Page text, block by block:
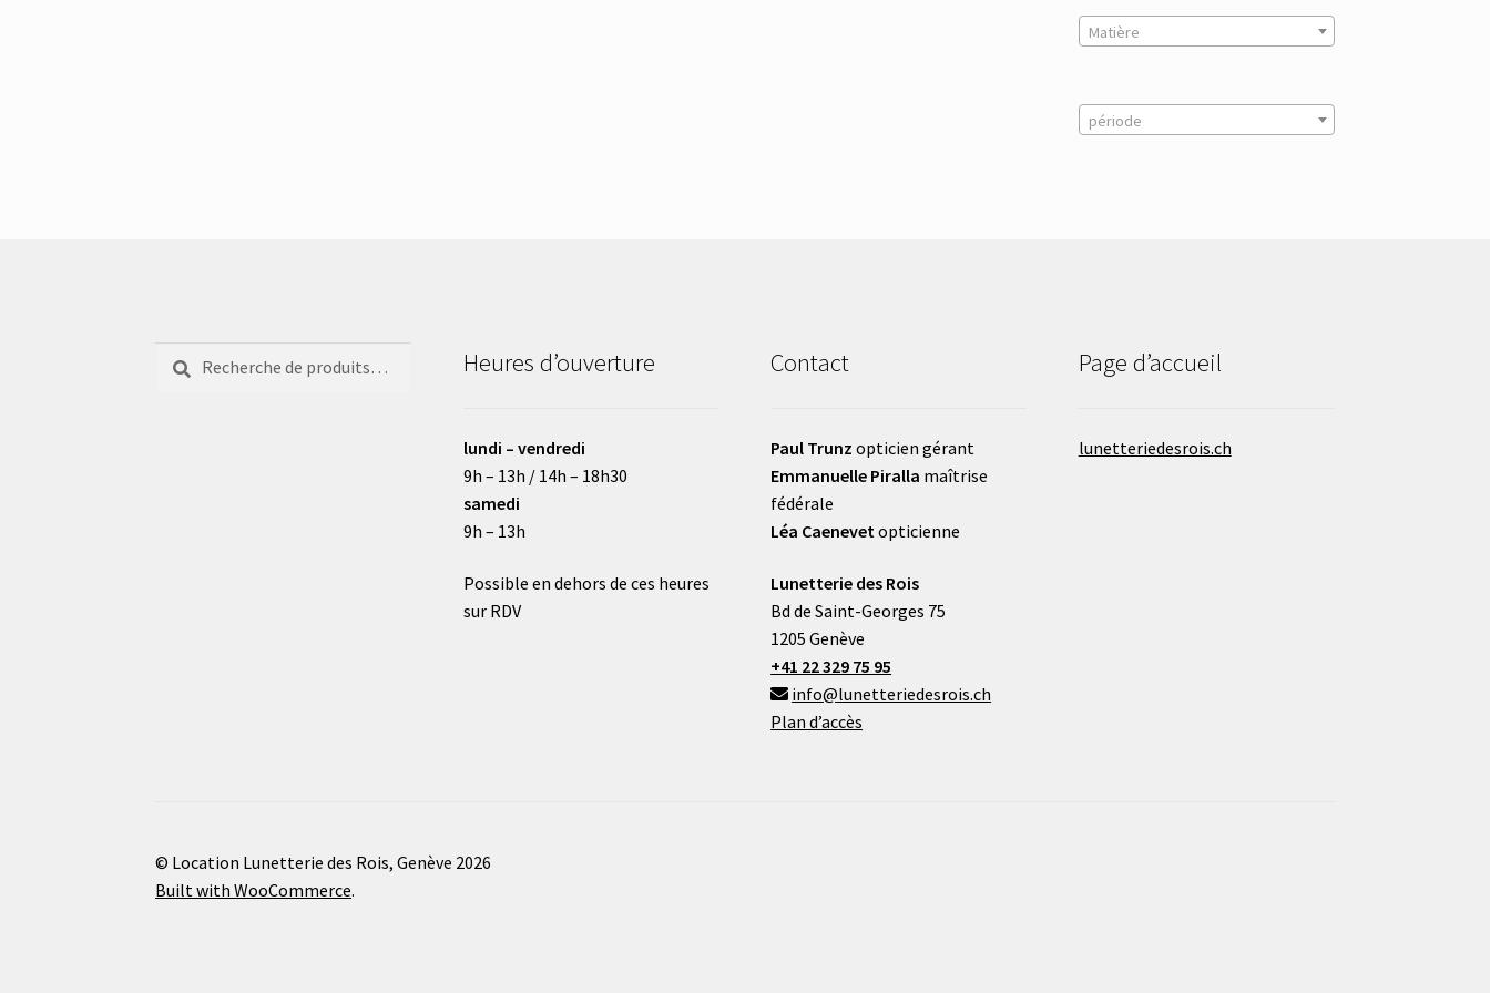
Matière
période
Recherche
pour :
Recherche Heures d’ouverture
lundi – vendredi
9h – 13h / 14h – 18h30
samedi
9h – 13h
Possible en dehors de ces heures
sur RDV
Contact
Paul Trunz opticien gérant
Emmanuelle Piralla maîtrise
fédérale
Léa Caenevet opticienne
Lunetterie des Rois
Bd de Saint-Georges 75
1205 Genève
+41 22 329 75 95
info@lunetteriedesrois.ch
Plan d’accès
Page d’accueil
lunetteriedesrois.ch
© Location Lunetterie des Rois, Genève 2026
Built with WooCommerce.